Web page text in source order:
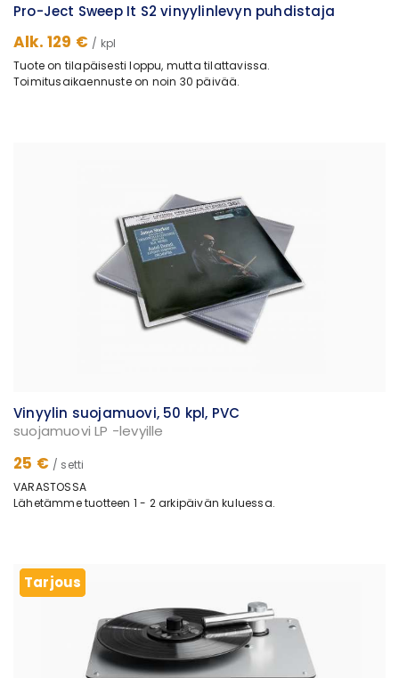
Pro-Ject Sweep It S2 vinyylinlevyn puhdistaja
Alk. 129 € / kpl
Tuote on tilapäisesti loppu, mutta tilattavissa.
Toimitusaikaennuste on noin 30 päivää.
Vinyylin suojamuovi, 50 kpl, PVC
suojamuovi LP -levyille
25 € / setti
VARASTOSSA
Lähetämme tuotteen 1 - 2 arkipäivän kuluessa.
Tarjous
Tarjous